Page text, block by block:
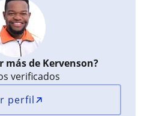
más de Kervenson?
verificados
perfil